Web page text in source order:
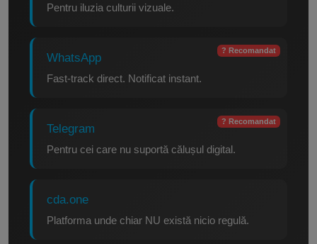
Pentru iluzia culturii vizuale.
WhatsApp
? Recomandat
Fast-track direct. Notificat instant.
Telegram
? Recomandat
Pentru cei care nu suportă călușul digital.
cda.one
Platforma unde chiar NU există nicio regulă.